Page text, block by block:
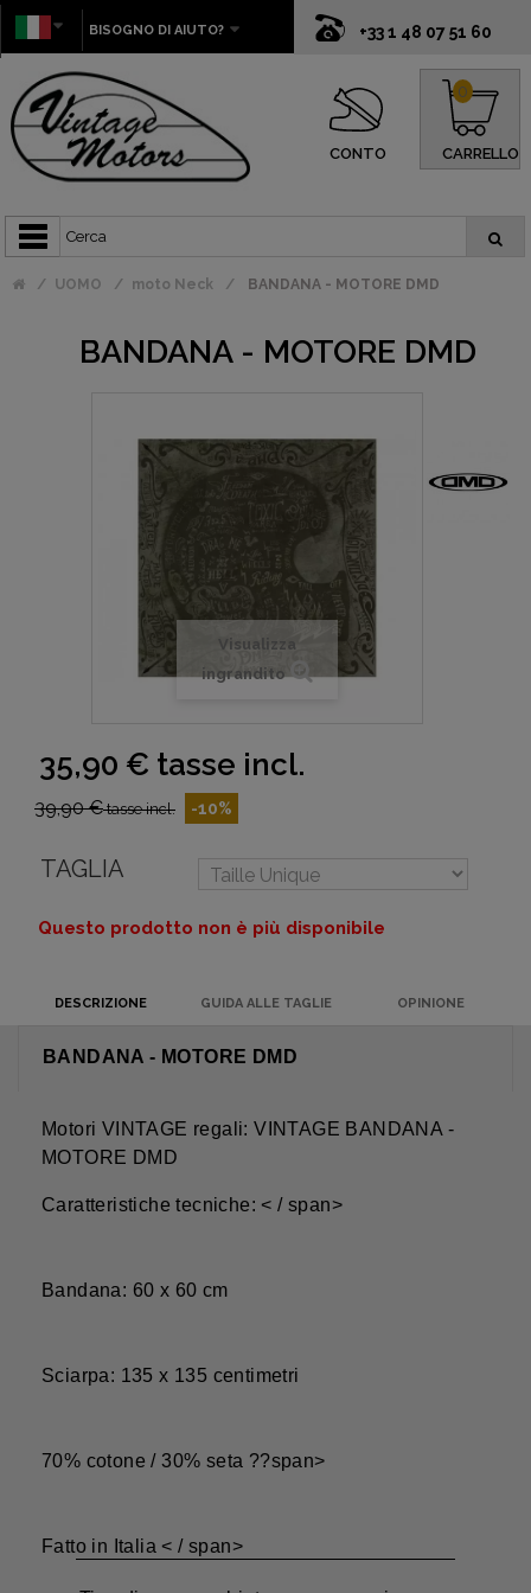
+33 1 48 07 51 60
BISOGNO DI AIUTO?
CONTO CARRELLO
0
UOMO moto Neck BANDANA - MOTORE DMD
BANDANA - MOTORE DMD
Visualizza
ingrandito
35,90 € tasse incl.
39,90 €tasse incl. -10%
TAGLIA
Questo prodotto non è più disponibile
DESCRIZIONE GUIDA ALLE TAGLIE OPINIONE
BANDANA - MOTORE DMD
Motori VINTAGE regali: VINTAGE BANDANA -
MOTORE DMD
Caratteristiche tecniche: < / span>
Bandana: 60 x 60 cm
Sciarpa: 135 x 135 centimetri
70% cotone / 30% seta ??span>
Fatto in Italia < / span>